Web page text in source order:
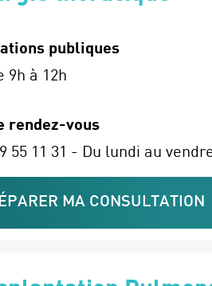
publiques
9h à 12h
rendez-vous
55 11 31 - Du lundi au
MA CONSULTATION